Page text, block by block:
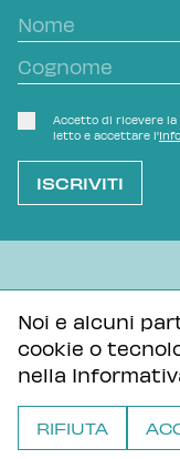
Noi e alcuni
cookie o
nella
RIFIUTA
Accetto di ricevere la
letto e accettare l'
Tutti i contenuti
licenza Creative